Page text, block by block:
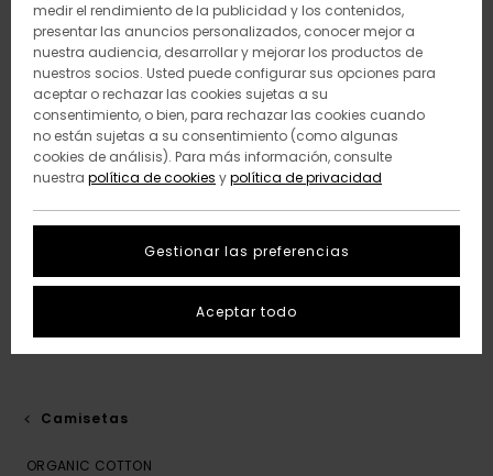
Camisetas
ORGANIC COTTON
medir el rendimiento de la publicidad y los contenidos,
presentar las anuncios personalizados, conocer mejor a
nuestra audiencia, desarrollar y mejorar los productos de
nuestros socios. Usted puede configurar sus opciones para
aceptar o rechazar las cookies sujetas a su
consentimiento, o bien, para rechazar las cookies cuando
no están sujetas a su consentimiento (como algunas
cookies de análisis). Para más información, consulte
nuestra política de cookies ypolítica de privacidad
Gestionar las preferencias
Aceptar todo